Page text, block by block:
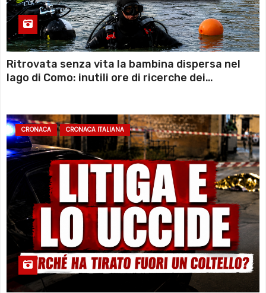
Ritrovata senza vita la bambina dispersa nel
lago di Como: inutili ore di ricerche dei
CRONACA CRONACA ITALIANA